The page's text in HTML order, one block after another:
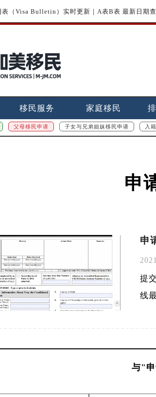
表（Visa Bulletin）实时更新｜A表B表 最新日期
移民服务 家庭移民
父母移民申请 子女与兄弟姐妹移民申请 入
申
申
提
线
与"